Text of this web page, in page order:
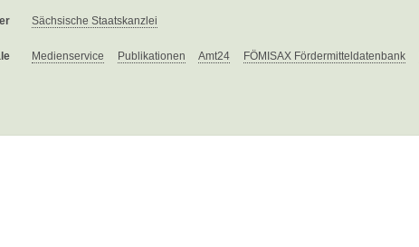
Sächsische Staatskanzlei
Medienservice Publikationen Amt24 FÖMISAX Fördermitteldatenbank